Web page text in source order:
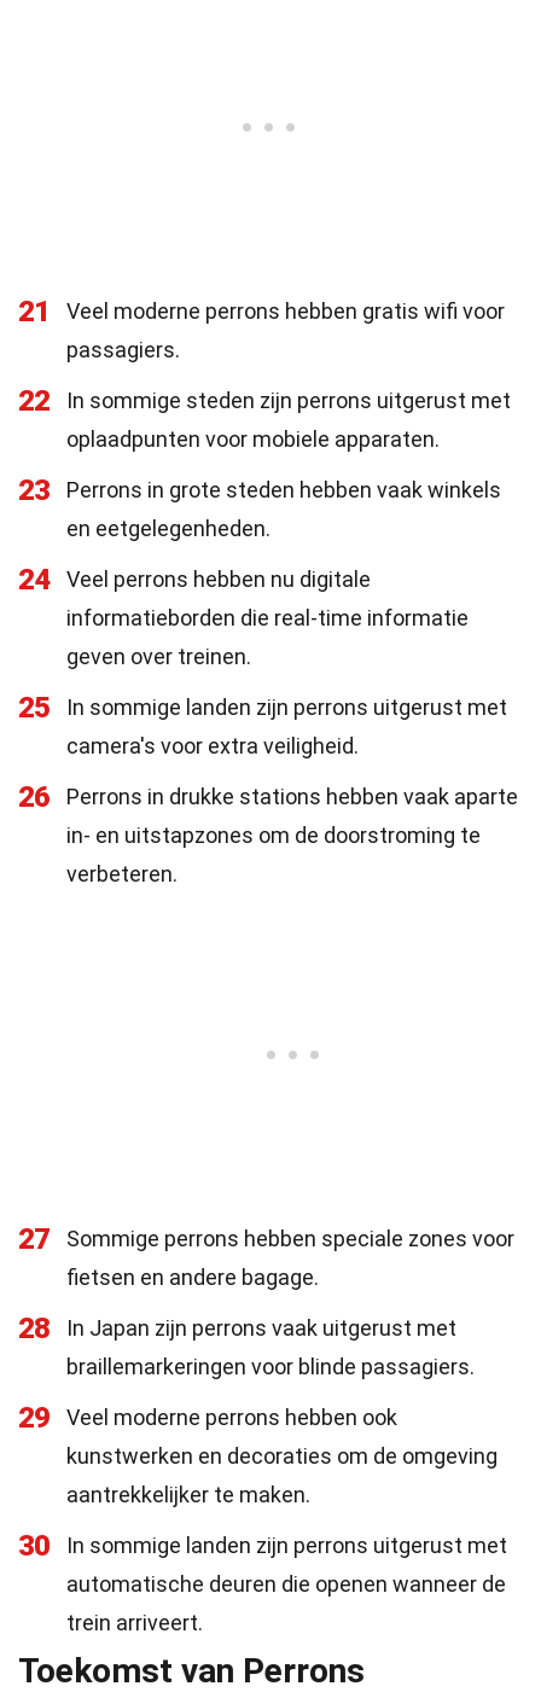
21
Veel moderne perrons hebben gratis wifi voor
passagiers.
22
In sommige steden zijn perrons uitgerust met
oplaadpunten voor mobiele apparaten.
23
Perrons in grote steden hebben vaak winkels
en eetgelegenheden.
24
Veel perrons hebben nu digitale
informatieborden die real-time informatie
geven over treinen.
25
In sommige landen zijn perrons uitgerust met
camera's voor extra veiligheid.
26
Perrons in drukke stations hebben vaak aparte
in- en uitstapzones om de doorstroming te
verbeteren.
27
Sommige perrons hebben speciale zones voor
fietsen en andere bagage.
28
In Japan zijn perrons vaak uitgerust met
braillemarkeringen voor blinde passagiers.
29
Veel moderne perrons hebben ook
kunstwerken en decoraties om de omgeving
aantrekkelijker te maken.
30
In sommige landen zijn perrons uitgerust met
automatische deuren die openen wanneer de
trein arriveert.
Toekomst van Perrons